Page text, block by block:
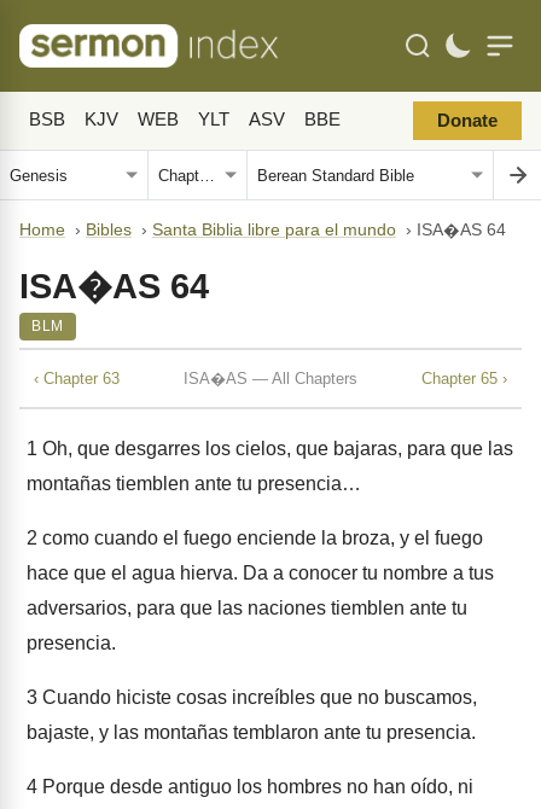
BSB KJV WEB YLT ASV BBE Donate
Home › Bibles › Santa Biblia libre para el mundo › ISA�AS 64
ISA�AS 64
BLM
‹ Chapter 63 ISA�AS — All Chapters Chapter 65 ›
1 Oh, que desgarres los cielos, que bajaras, para que las
montañas tiemblen ante tu presencia…
2 como cuando el fuego enciende la broza, y el fuego
hace que el agua hierva. Da a conocer tu nombre a tus
adversarios, para que las naciones tiemblen ante tu
presencia.
3 Cuando hiciste cosas increíbles que no buscamos,
bajaste, y las montañas temblaron ante tu presencia.
4 Porque desde antiguo los hombres no han oído, ni